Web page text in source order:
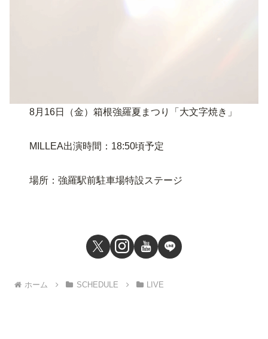
8月16日（金）箱根強羅夏まつり「大文字焼き」
MILLEA出演時間：18:50頃予定
場所：強羅駅前駐車場特設ステージ
ホーム SCHEDULE LIVE